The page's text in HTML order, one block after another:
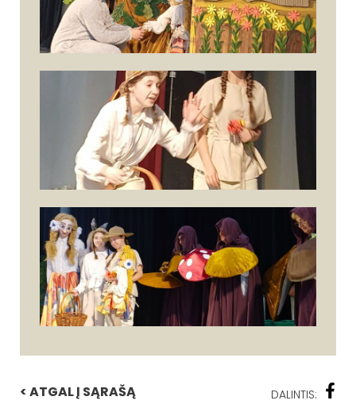
< ATGAL Į SĄRAŠĄ DALINTIS: